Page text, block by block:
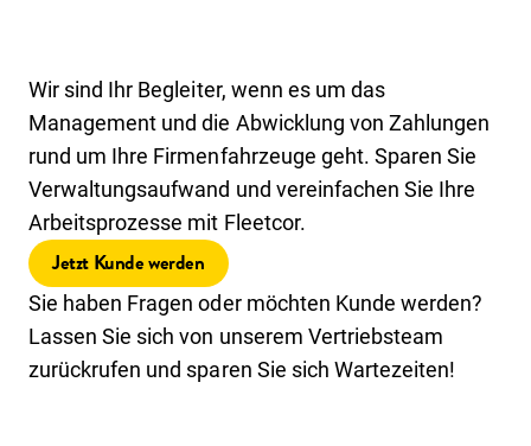
Wir sind Ihr Begleiter, wenn es um das
Management und die Abwicklung von Zahlungen
rund um Ihre Firmenfahrzeuge geht. Sparen Sie
Verwaltungsaufwand und vereinfachen Sie Ihre
Arbeitsprozesse mit Fleetcor.
Jetzt Kunde werden
Sie haben Fragen oder möchten Kunde werden?
Lassen Sie sich von unserem Vertriebsteam
zurückrufen und sparen Sie sich Wartezeiten!